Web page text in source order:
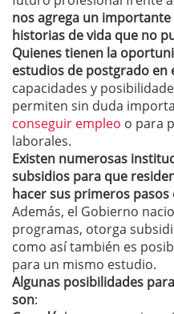
nos agrega un
historias de vida que no
Quienes tienen la
estudios de postgrado en
capacidades y
permiten sin duda
conseguir empleo o para
laborales.
Existen numerosas
subsidios para que
hacer sus primeros
Además, el Gobierno
programas, otorga
como así también es
para un mismo estudio.
Algunas posibilidades
son: